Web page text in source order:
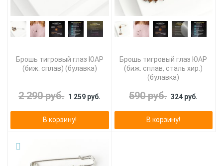
Брошь тигровый глаз ЮАР
(биж. сплав) (булавка)
2 290 руб. 1 259 руб.
В корзину!
Брошь тигровый глаз ЮАР
(биж. сплав, сталь хир.)
(булавка)
590 руб. 324 руб.
В корзину!